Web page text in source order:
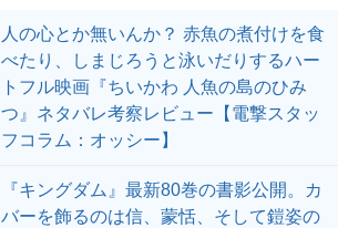
人の心とか無いんか？ 赤魚の煮付けを食
べたり、しまじろうと泳いだりするハー
トフル映画『ちいかわ 人魚の島のひみ
つ』ネタバレ考察レビュー【電撃スタッ
フコラム：オッシー】
『キングダム』最新80巻の書影公開。カ
バーを飾るのは信、蒙恬、そして鎧姿の